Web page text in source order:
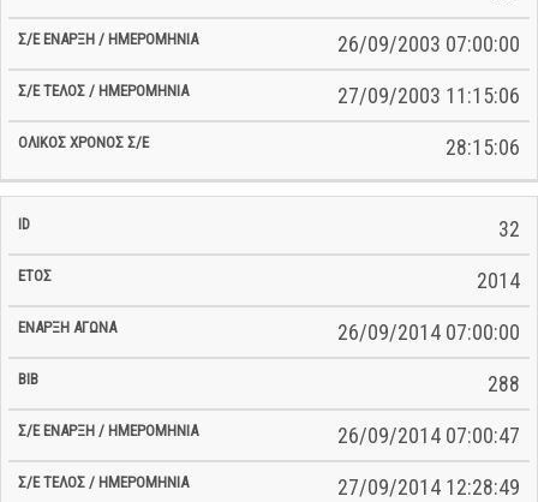
26/09/2003 07:00:00
27/09/2003 11:15:06
28:15:06
32
2014
26/09/2014 07:00:00
288
26/09/2014 07:00:47
27/09/2014 12:28:49